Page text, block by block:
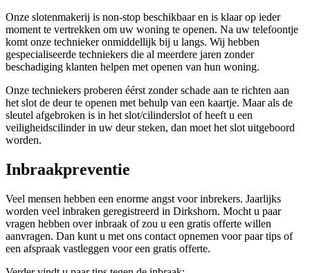
Onze slotenmakerij is non-stop beschikbaar en is klaar op ieder
moment te vertrekken om uw woning te openen. Na uw telefoontje
komt onze technieker onmiddellijk bij u langs. Wij hebben
gespecialiseerde techniekers die al meerdere jaren zonder
beschadiging klanten helpen met openen van hun woning.
Onze techniekers proberen éérst zonder schade aan te richten aan
het slot de deur te openen met behulp van een kaartje. Maar als de
sleutel afgebroken is in het slot/cilinderslot of heeft u een
veiligheidscilinder in uw deur steken, dan moet het slot uitgeboord
worden.
Inbraakpreventie
Veel mensen hebben een enorme angst voor inbrekers. Jaarlijks
worden veel inbraken geregistreerd in Dirkshorn. Mocht u paar
vragen hebben over inbraak of zou u een gratis offerte willen
aanvragen. Dan kunt u met ons contact opnemen voor paar tips of
een afspraak vastleggen voor een gratis offerte.